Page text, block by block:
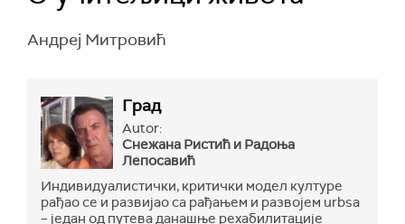
Андреј Митровић
Град
Autor:
Снежана Ристић и Радоња
Лепосавић
Индивидуалистички, критички модел културе
рађао се и развијао са рађањем и развојем urbsа
– један од путева данашње рехабилитације